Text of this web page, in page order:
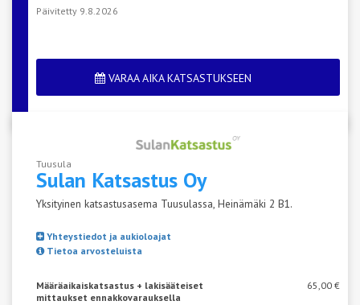
Päivitetty 9.8.2026
VARAA AIKA KATSASTUKSEEN
Tuusula
Sulan Katsastus Oy
Yksityinen katsastusasema Tuusulassa, Heinämäki 2 B1.
Yhteystiedot ja aukioloajat
Tietoa arvosteluista
Määräaikaiskatsastus + lakisääteiset
mittaukset ennakkovarauksella
65,00 €